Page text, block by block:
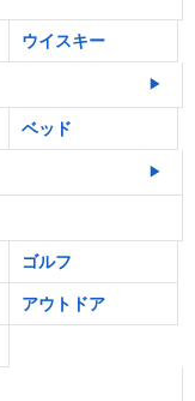
ウイスキー
ベッド
ゴルフ
アウトドア